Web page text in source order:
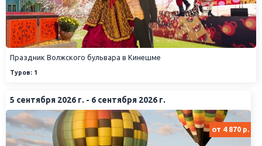
Праздник Волжского бульвара в Кинешме
Туров: 1
5 сентября 2026 г. - 6 сентября 2026 г.
от 4 870 р.